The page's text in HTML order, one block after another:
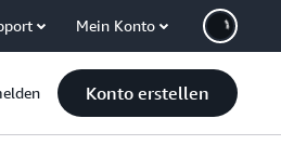
Mein Konto
Konto erstellen